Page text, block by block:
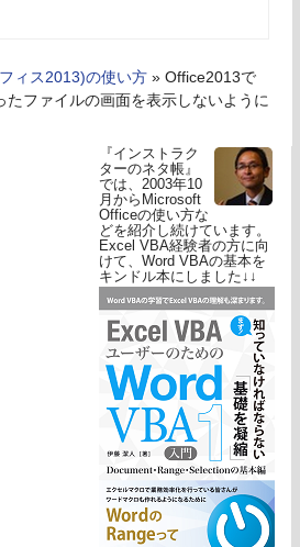
ィス2013)の使い方 » Office2013で
たファイルの画面を表示しないように
『インストラク
ターのネタ帳』
では、2003年10
月からMicrosoft
Officeの使い方な
どを紹介し続けています。
Excel VBA経験者の方に向
けて、Word VBAの基本を
キンドル本にしました↓↓